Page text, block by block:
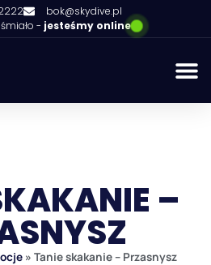
bok@skydive.pl
- jesteśmy online
–
» Tanie skakanie – Przasnysz